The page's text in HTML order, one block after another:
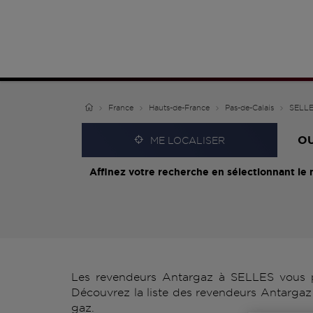
France Hauts-de-France Pas-de-Calais
ME LOCALISER
Affinez votre recherche en sélectionnant le
Les revendeurs Antargaz à SELLES
Découvrez la liste des revendeurs
gaz.